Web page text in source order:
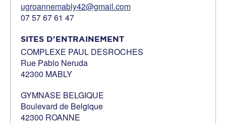
ugroannemably42@gmail.com
07 57 67 61 47
SITES D'ENTRAINEMENT
COMPLEXE PAUL DESROCHES
Rue Pablo Neruda
42300 MABLY
GYMNASE BELGIQUE
Boulevard de Belgique
42300 ROANNE